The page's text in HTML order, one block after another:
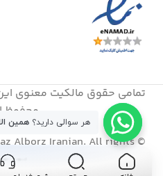
تمامی حقوق مالکیت معنوی
محفوظ
Alborz Iranian. All rights
نگهدارنده
هر سوالی دارید؟ همین